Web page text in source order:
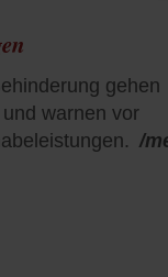
gehen
warnen vor
/